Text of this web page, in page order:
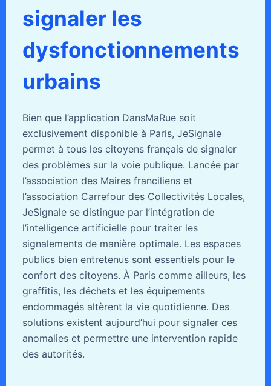
signaler les
dysfonctionnements
urbains
Bien que l’application DansMaRue soit
exclusivement disponible à Paris, JeSignale
permet à tous les citoyens français de signaler
des problèmes sur la voie publique. Lancée par
l’association des Maires franciliens et
l’association Carrefour des Collectivités Locales,
JeSignale se distingue par l’intégration de
l’intelligence artificielle pour traiter les
signalements de manière optimale. Les espaces
publics bien entretenus sont essentiels pour le
confort des citoyens. À Paris comme ailleurs, les
graffitis, les déchets et les équipements
endommagés altèrent la vie quotidienne. Des
solutions existent aujourd’hui pour signaler ces
anomalies et permettre une intervention rapide
des autorités.